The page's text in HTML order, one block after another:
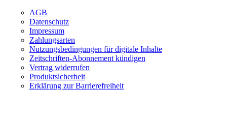
AGB
Datenschutz
Impressum
Zahlungsarten
Nutzungsbedingungen für digitale Inhalte
Zeitschriften-Abonnement kündigen
Vertrag widerrufen
Produktsicherheit
Erklärung zur Barrierefreiheit